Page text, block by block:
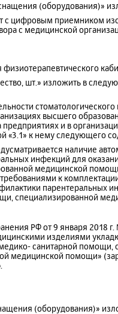
(оборудования)»
с цифровым приемником
с медицинской
шт.» изложить в
высшего
предприятиях и в
«3.1» к нему следующего
наличие
инфекций для
медицинской
требованиями к
парентеральных
специализированной
РФ от 9 января 2018
изделиями
санитарной
медицинской помощи»
(оборудования)»